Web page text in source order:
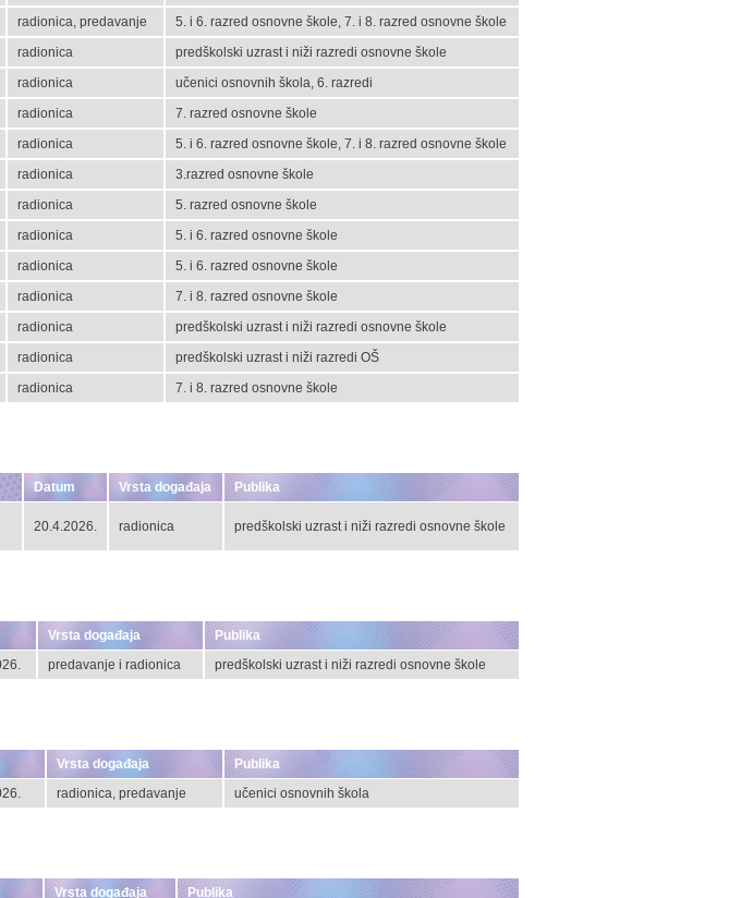
radionica, predavanje
5. i 6. razred osnovne škole, 7. i 8. razred osnovne škole
radionica
predškolski uzrast i niži razredi osnovne škole
radionica
učenici osnovnih škola, 6. razredi
radionica
7. razred osnovne škole
radionica
5. i 6. razred osnovne škole, 7. i 8. razred osnovne škole
radionica
3.razred osnovne škole
radionica
5. razred osnovne škole
radionica
5. i 6. razred osnovne škole
radionica
5. i 6. razred osnovne škole
radionica
7. i 8. razred osnovne škole
radionica
predškolski uzrast i niži razredi osnovne škole
radionica
predškolski uzrast i niži razredi OŠ
radionica 7. i 8. razred osnovne škole
Datum Vrsta događaja
Publika
20.4.2026. radionica predškolski uzrast i niži razredi osnovne škole
Vrsta događaja
Publika
predavanje i radionica predškolski uzrast i niži razredi osnovne škole
Vrsta događaja
Publika
radionica, predavanje učenici osnovnih škola
Vrsta događaja
Publika